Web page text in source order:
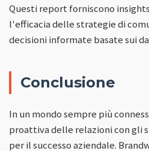
Questi report forniscono
l'efficacia delle strategie di
decisioni informate basate sui
Conclusione
In un mondo sempre più
proattiva delle relazioni con gli
per il successo aziendale.